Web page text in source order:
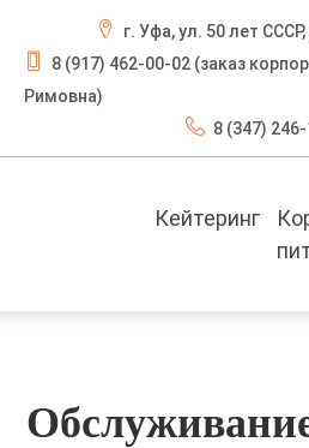
г. Уфа, ул. 50 лет
8 (917) 462-00-02 (заказ
Римовна)
8 (347)
Кейтеринг